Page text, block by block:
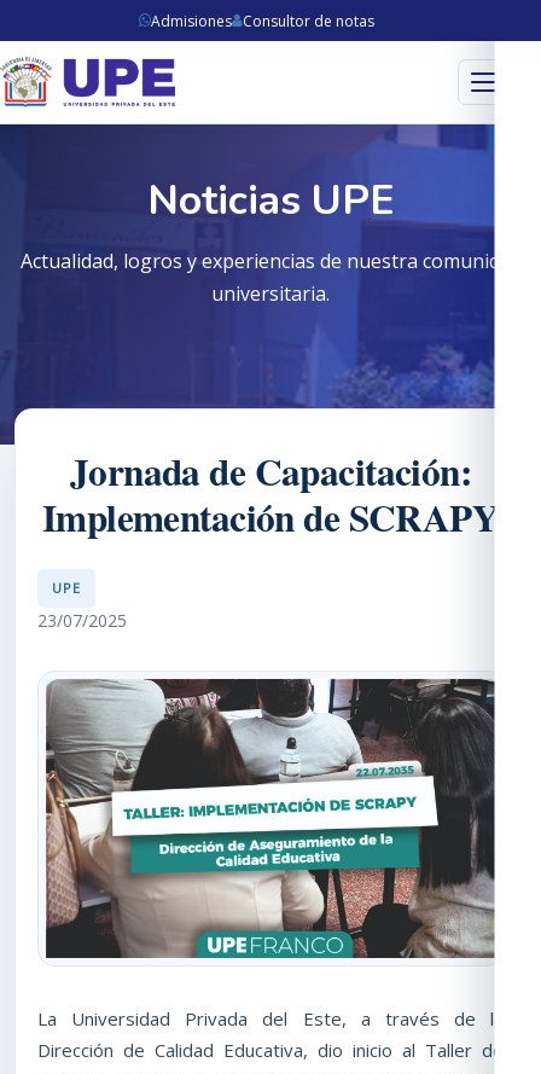
Admisiones Consultor de notas
Menú
Noticias UPE
Actualidad, logros y experiencias de nuestra comunidad
universitaria.
Jornada de Capacitación:
Implementación de SCRAPY
UPE
23/07/2025
La Universidad Privada del Este, a través de la
Dirección de Calidad Educativa, dio inicio al Taller de